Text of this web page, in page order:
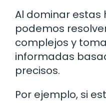
Al dominar estas
podemos
complejos y
informadas
precisos.
Por ejemplo, si